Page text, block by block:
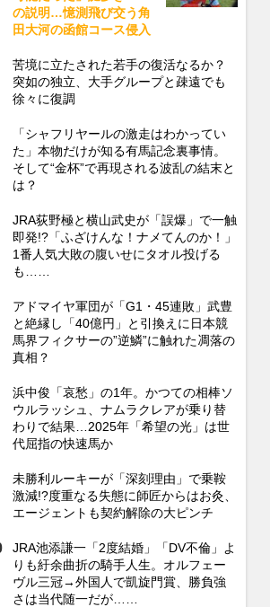
の説明…憶測飛び交う角
田大河の函館コース侵入
苦境に立たされた若手の復活なるか？
突如の独立、大手グループと疎遠でも
徐々に復調
「シャフリヤールの激走はわかってい
た」本物だけが知る有馬記念裏事情。
そして“金杯”で再現される波乱の結末と
は？
JRA荻野極と横山武史が「誤爆」で一触
即発!?「ふざけんな！ナメてんのか！」
1番人気大敗の腹いせにタオル投げる
も……
アドマイヤ軍団が「G1・45連敗」武豊
と絶縁し「40億円」と引換えに日本競
馬界フィクサーの”逆鱗”に触れた凋落の
真相？
浜中俊「哀愁」の1年。かつての相棒ソ
ウルラッシュ、ナムラクレアが乗り替
わりで結果…2025年「希望の光」は世
代屈指の快速馬か
未勝利ルーキーが「深刻理由」で乗鞍
激減!?度重なる失態に師匠からはお灸、
エージェントも契約解除の大ピンチ
JRA池添謙一「2度結婚」「DV不倫」よ
りも紆余曲折の騎手人生。オルフェー
ヴル三冠→外国人で凱旋門賞、勝負強
さは当代随一だが……